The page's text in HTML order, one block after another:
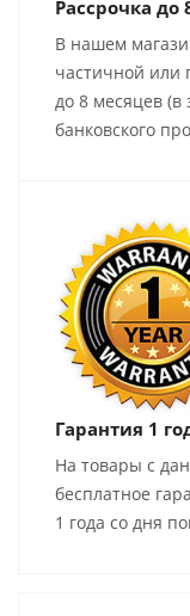
Рассрочка до
В нашем
частичной или
до 8 месяцев (в
банковского
Гарантия 1
На товары с
бесплатное
1 года со дня